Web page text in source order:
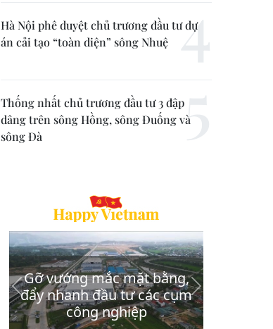
Hà Nội phê duyệt chủ trương đầu tư dự
án cải tạo “toàn diện” sông Nhuệ
Thống nhất chủ trương đầu tư 3 đập
dâng trên sông Hồng, sông Đuống và
sông Đà